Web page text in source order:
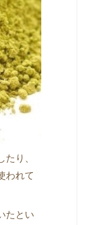
り、
われて
たとい